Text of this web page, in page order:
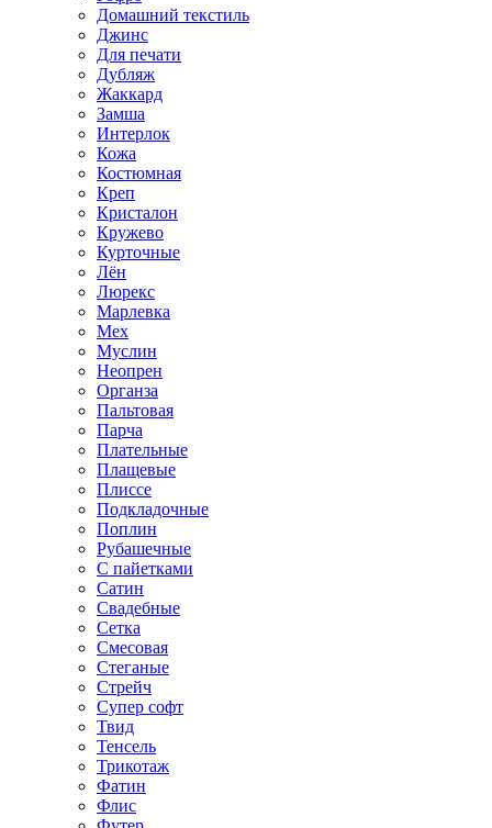
Домашний текстиль
Джинс
Для печати
Дубляж
Жаккард
Замша
Интерлок
Кожа
Костюмная
Креп
Кристалон
Кружево
Курточные
Лён
Люрекс
Марлевка
Мех
Муслин
Неопрен
Органза
Пальтовая
Парча
Плательные
Плащевые
Плиссе
Подкладочные
Поплин
Рубашечные
С пайетками
Сатин
Свадебные
Сетка
Смесовая
Стеганые
Стрейч
Супер софт
Твид
Тенсель
Трикотаж
Фатин
Флис